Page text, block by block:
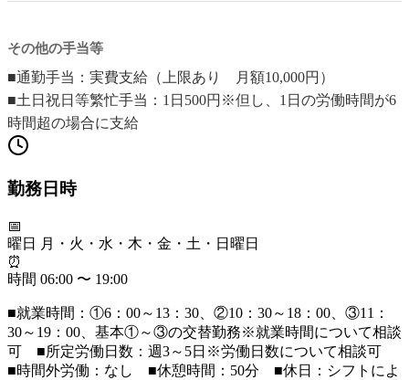
その他の手当等
■通勤手当：実費支給（上限あり 月額10,000円）
■土日祝日等繁忙手当：1日500円※但し、1日の労働時間が6
時間超の場合に支給
勤務日時
📅
曜日
月・火・水・木・金・土・日曜日
⏰
時間 06:00 〜 19:00
■就業時間：①6：00～13：30、②10：30～18：00、③11：
30～19：00、基本①～③の交替勤務※就業時間について相談
可 ■所定労働日数：週3～5日※労働日数について相談可
■時間外労働：なし ■休憩時間：50分 ■休日：シフトによ